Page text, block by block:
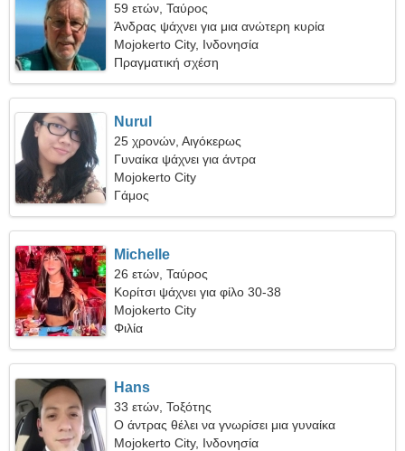
59 ετών, Ταύρος
Άνδρας ψάχνει για μια ανώτερη κυρία
Mojokerto City, Ινδονησία
Πραγματική σχέση
Nurul
25 χρονών, Αιγόκερως
Γυναίκα ψάχνει για άντρα
Mojokerto City
Γάμος
Michelle
26 ετών, Ταύρος
Κορίτσι ψάχνει για φίλο 30-38
Mojokerto City
Φιλία
Hans
33 ετών, Τοξότης
Ο άντρας θέλει να γνωρίσει μια γυναίκα
Mojokerto City, Ινδονησία